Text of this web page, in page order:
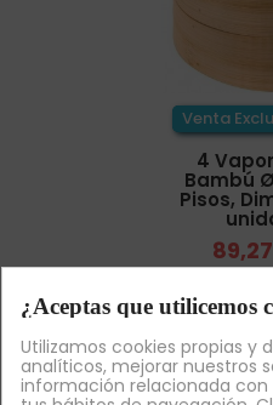
Venta
4
Bambú
Pisos,

¿Aceptas que utilicemos
Utilizamos cookies propias y
analíticos, mejorar nuestros
información relacionada